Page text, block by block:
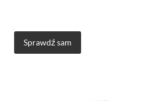
Sprawdź sam